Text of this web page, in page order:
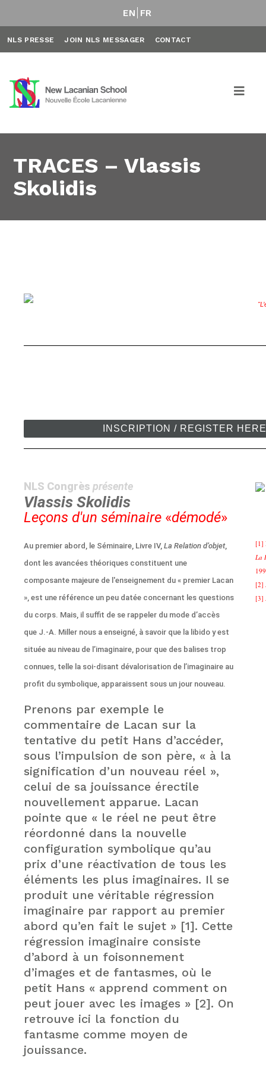
EN FR
NLS PRESSE JOIN NLS MESSAGER CONTACT
TRACES – Vlassis
Skolidis
INSCRIPTION / REGISTER
NLS Congrèsprésente
Vlassis Skolidis
Leçons d'un séminaire «démodé»
Au premier abord, le Séminaire, Livre IV,La Relation d’objet,
dont les avancées théoriques constituent une
composante majeure de l'enseignement du « premier Lacan
», est une référence un peu datée concernant les questions
du corps. Mais, il suffit de se rappeler du mode d’accès
que J.-A. Miller nous a enseigné, à savoir que la libido y est
située au niveau de l’imaginaire, pour que des balises trop
connues, telle la soi-disant dévalorisation de l’imaginaire au
profit du symbolique, apparaissent sous un jour nouveau.
Prenons par exemple le
commentaire de Lacan sur la
tentative du petit Hans d’accéder,
sous l’impulsion de son père, « à la
signification d’un nouveau réel »,
celui de sa jouissance érectile
nouvellement apparue. Lacan
pointe que « le réel ne peut être
réordonné dans la nouvelle
configuration symbolique qu’au
prix d’une réactivation de tous les
éléments les plus imaginaires. Il se
produit une véritable régression
imaginaire par rapport au premier
abord qu’en fait le sujet » [1]. Cette
régression imaginaire consiste
d’abord à un foisonnement
d’images et de fantasmes, où le
petit Hans « apprend comment on
peut jouer avec les images » [2]. On
retrouve ici la fonction du
fantasme comme moyen de
jouissance.
[1]
La
[2]
[3]